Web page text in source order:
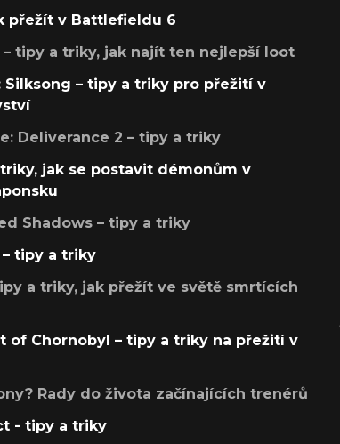
přežít v Battlefieldu 6
tipy a triky, jak najít ten nejlepší loot
Silksong – tipy a triky pro přežití v
Deliverance 2 – tipy a triky
jak se postavit démonům v
Shadows – tipy a triky
tipy a triky
a triky, jak přežít ve světě smrtících
of Chornobyl – tipy a triky na přežití v
Rady do života začínajících trenérů
- tipy a triky